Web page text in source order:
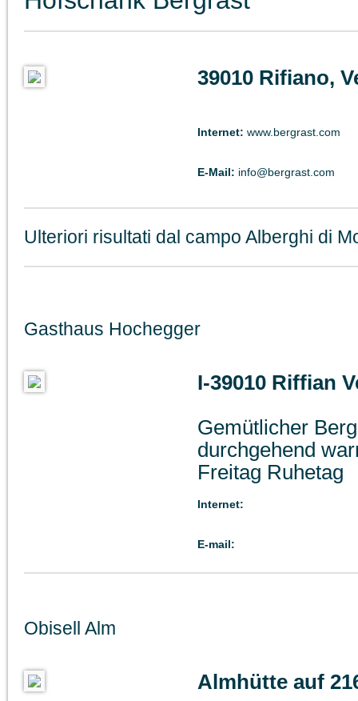
39010 Rifiano,
Internet: www.bergrast.com
E-Mail: info@bergrast.com
Ulteriori risultati dal campo Alberghi di
Gasthaus Hochegger
I-39010 Riffian
Gemütlicher
durchgehend
Freitag Ruhetag
Internet:
E-mail:
Obisell Alm
Almhütte auf